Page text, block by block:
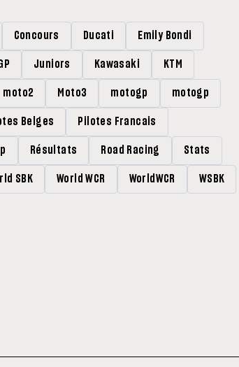
Concours Ducati Emily Bondi
Juniors Kawasaki KTM
moto2 Moto3 motogp motogp
Belges Pilotes Francais
Résultats Road Racing Stats
SBK World WCR WorldWCR WSBK